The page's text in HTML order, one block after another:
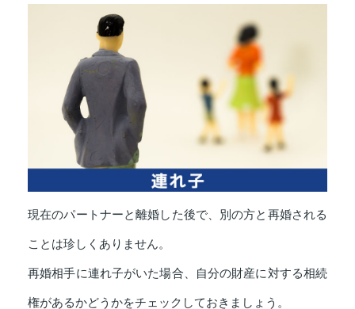
現在のパートナーと離婚した後で、別の方と再婚される
ことは珍しくありません。
再婚相手に連れ子がいた場合、自分の財産に対する相続
権があるかどうかをチェックしておきましょう。